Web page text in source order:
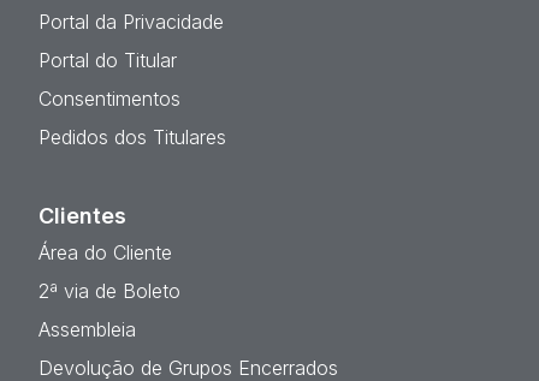
Portal da Privacidade
Portal do Titular
Consentimentos
Pedidos dos Titulares
Clientes
Área do Cliente
2ª via de Boleto
Assembleia
Devolução de Grupos Encerrados